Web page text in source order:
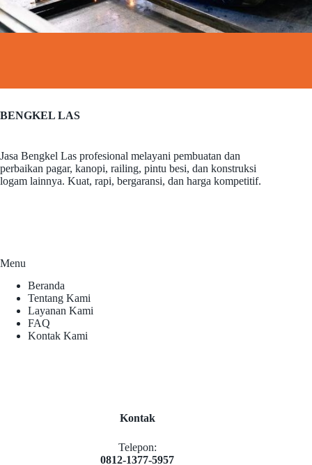
BENGKEL LAS
Jasa Bengkel Las profesional melayani pembuatan dan
perbaikan pagar, kanopi, railing, pintu besi, dan konstruksi
logam lainnya. Kuat, rapi, bergaransi, dan harga kompetitif.
Menu
Beranda
Tentang Kami
Layanan Kami
FAQ
Kontak Kami
Kontak
Telepon:
0812-1377-5957